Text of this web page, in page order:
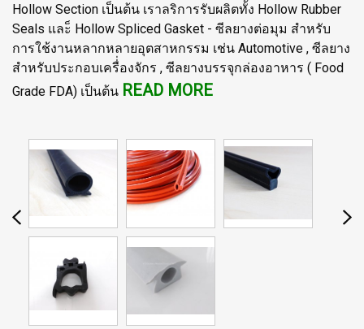
Hollow Section เป็นต้น เราลริการรับผลิตทั้ง Hollow Rubber
Seals และ็ Hollow Spliced Gasket - ซีลยางต่อมุม สำหรับ
การใช้งานหลากหลายอุตสาหกรรม เช่น Automotive , ซีลยาง
สำหรับประกอบเครื่่องจักร , ซีลยางบรรจุกล่องอาหาร ( Food
Grade FDA) เป็นต้น READ MORE